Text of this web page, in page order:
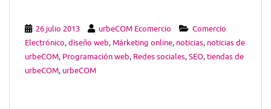
26 julio 2013 urbeCOM Ecomercio
Comercio
Electrónico,diseño web,Márketing online, noticias, noticias de
urbeCOM, Programación web, Redes sociales,SEO, tiendas de
urbeCOM, urbeCOM